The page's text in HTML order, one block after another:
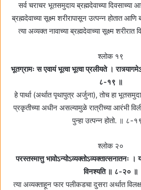
सर्व चराचर भूतसमुदाय ब्रह्मदेवाच्या दिवसाच्या
ब्रह्मदेवाच्या सूक्ष्म शरीरापासून उत्पन्न होतात आणि
त्या अव्यक्त नावाच्या ब्रह्मदेवाच्या सूक्ष्म
श्लोक १९
भूतग्रामः स एवायं भूत्वा भूत्वा प्रलीयते ।
८-१९ ॥
हे पार्था (अर्थात पृथापुत्र अर्जुना), तोच हा
प्रकृतीच्या अधीन असल्यामुळे रात्रीच्या आरंभी
पुन्हा उत्पन्न होतो. ॥ ८-
श्लोक २०
परस्तस्मात्तु भावोऽन्योऽव्यक्तोऽव्यक्तात्सनातनः
विनश्यति ॥ ८-२० ॥
त्या अव्यक्ताहून फार पलीकडचा दुसरा अर्थात